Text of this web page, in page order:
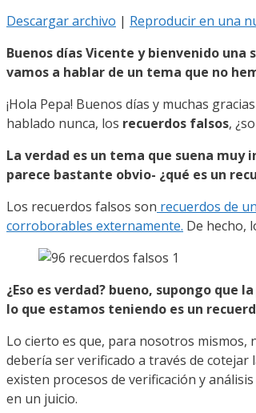
Descargar archivo | Reproducir en una
Buenos días Vicente y bienvenido una
vamos a hablar de un tema que no
¡Hola Pepa! Buenos días y muchas
hablado nunca, los recuerdos falsos,
La verdad es un tema que suena
parece bastante obvio- ¿qué es un
Los recuerdos falsos son recuerdos de
corroborables externamente. De hecho,
¿Eso es verdad? bueno, supongo que
lo que estamos teniendo es un
Lo cierto es que, para nosotros mismos,
debería ser verificado a través de
existen procesos de verificación y
en un juicio.